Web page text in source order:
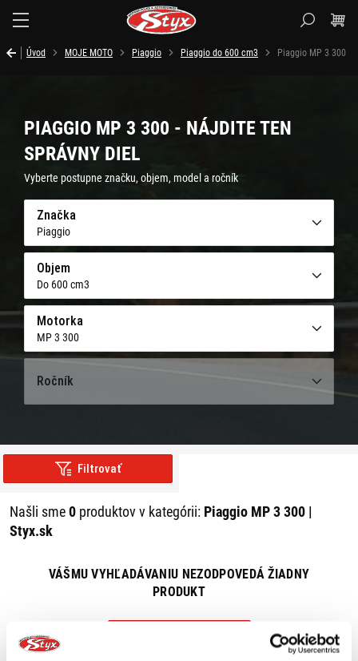
Úvod MOJE MOTO Piaggio Piaggio do 600 cm3 Piaggio MP 3 300
PIAGGIO MP 3 300 - NÁJDITE TEN
SPRÁVNY DIEL
Vyberte postupne značku, objem, model a ročník
Značka
Piaggio
Objem
Do 600 cm3
Motorka
MP 3 300
Ročník
Filtrovať
Našli sme0 produktov v kategórii: Piaggio MP 3 300 |
Styx.sk
VÁŠMU VYHĽADÁVANIU NEZODPOVEDÁ ŽIADNY
PRODUKT